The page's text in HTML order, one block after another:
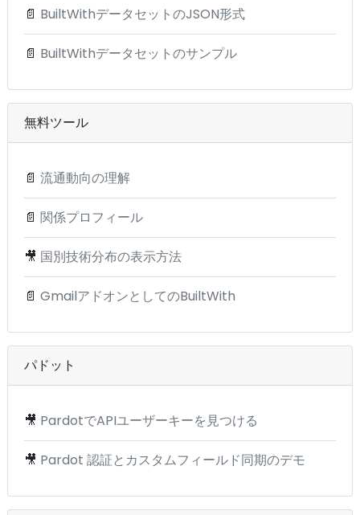
📄 BuiltWithデータセットのJSON形式
📄 BuiltWithデータセットのサンプル
無料ツール
📄 流通動向の理解
📄 関係プロフィール
🎥 国別技術分布の表示方法
📄 GmailアドオンとしてのBuiltWith
パドット
🎥 PardotでAPIユーザーキーを見つける
🎥 Pardot 認証とカスタムフィールド同期のデモ